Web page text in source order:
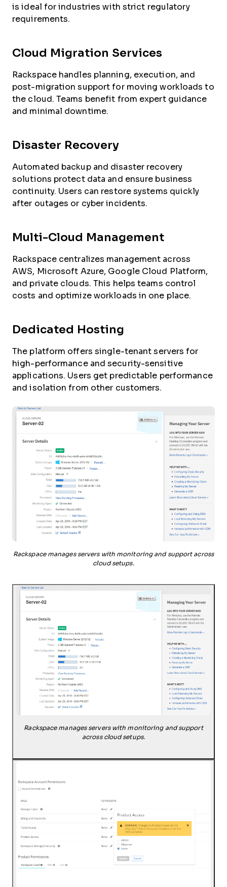
is ideal for industries with strict regulatory
requirements.
Cloud Migration Services
Rackspace handles planning, execution, and
post-migration support for moving workloads to
the cloud. Teams benefit from expert guidance
and minimal downtime.
Disaster Recovery
Automated backup and disaster recovery
solutions protect data and ensure business
continuity. Users can restore systems quickly
after outages or cyber incidents.
Multi-Cloud Management
Rackspace centralizes management across
AWS, Microsoft Azure, Google Cloud Platform,
and private clouds. This helps teams control
costs and optimize workloads in one place.
Dedicated Hosting
The platform offers single-tenant servers for
high-performance and security-sensitive
applications. Users get predictable performance
and isolation from other customers.
Rackspace manages servers with monitoring and support across
cloud setups.
Rackspace manages servers with monitoring and support
across cloud setups.